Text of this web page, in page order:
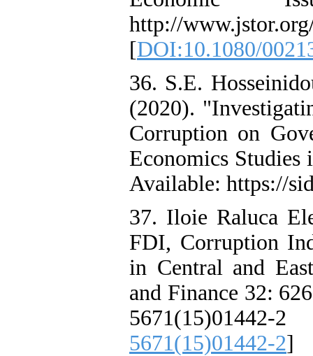
http://
[DOI:10.1080/
36. S.E.
(2020).
Corruption on
Economics
Available: https://
37. Iloie Raluca
FDI, Corruption
in Central and
and Finance 32:
5671(15)01442-2]